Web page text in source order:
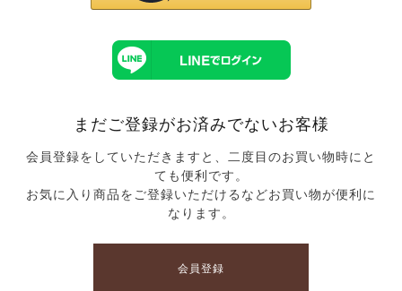
まだご登録がお済みでないお客様
会員登録をしていただきますと、二度目のお買い物時にと
ても便利です。
お気に入り商品をご登録いただけるなどお買い物が便利に
なります。
会員登録